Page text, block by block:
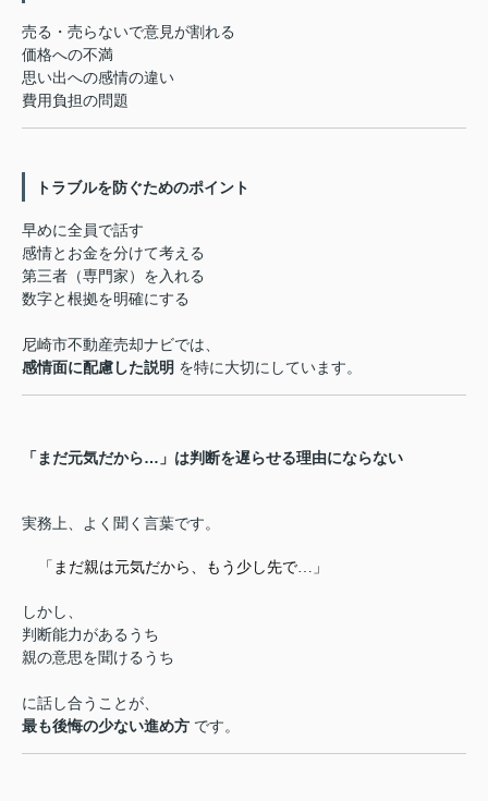
売る・売らないで意見が割れる
価格への不満
思い出への感情の違い
費用負担の問題
トラブルを防ぐためのポイント
早めに全員で話す
感情とお金を分けて考える
第三者（専門家）を入れる
数字と根拠を明確にする
尼崎市不動産売却ナビでは、
感情面に配慮した説明 を特に大切にしています。
「まだ元気だから…」は判断を遅らせる理由にならない
実務上、よく聞く言葉です。
「まだ親は元気だから、もう少し先で…」
しかし、
判断能力があるうち
親の意思を聞けるうち
に話し合うことが、
最も後悔の少ない進め方 です。